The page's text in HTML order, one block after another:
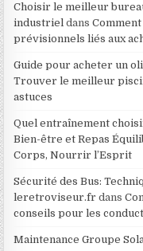
Choisir le meilleur
industriel dans
prévisionnels liés aux
Guide pour acheter un
Trouver le meilleur
astuces
Quel entraînement
Bien-être et Repas
Corps, Nourrir l’Esprit
Sécurité des Bus:
leretroviseur.fr dans
conseils pour les
Maintenance Groupe